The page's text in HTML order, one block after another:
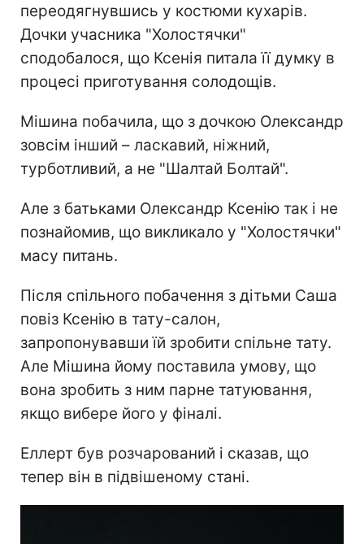
переодягнувшись у костюми кухарів.
Дочки учасника "Холостячки"
сподобалося, що Ксенія питала її думку в
процесі приготування солодощів.
Мішина побачила, що з дочкою Олександр
зовсім інший – ласкавий, ніжний,
турботливий, а не "Шалтай Болтай".
Але з батьками Олександр Ксенію так і не
познайомив, що викликало у "Холостячки"
масу питань.
Після спільного побачення з дітьми Саша
повіз Ксенію в тату-салон,
запропонувавши їй зробити спільне тату.
Але Мішина йому поставила умову, що
вона зробить з ним парне татуювання,
якщо вибере його у фіналі.
Еллерт був розчарований і сказав, що
тепер він в підвішеному стані.